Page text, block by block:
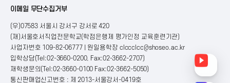
이메일 무단수집거부
(우)07583 서울시 강서구 강서로 420
(재)서울호서직업전문학교(학점은행제 평가인정 교육훈련기관)
사업자번호 109-82-06777 | 원일용학장 clccclcc@shoseo.ac.kr
입학상담(Tel:02-3660-0200, Fax:02-3662-2707)
재학생문의(Tel:02-3660-0100 Fax:02-3662-5050)
통신판매업신고번호 : 제 2013-서울강서-0419호